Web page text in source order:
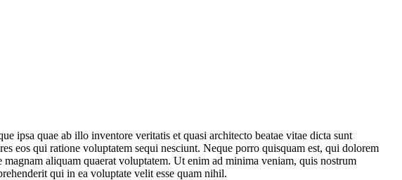
ipsa quae ab illo inventore veritatis et quasi architecto beatae vitae dicta sunt
eos qui ratione voluptatem sequi nesciunt. Neque porro quisquam est, qui dolorem
aliquam quaerat voluptatem. Ut enim ad minima veniam, quis nostrum
qui in ea voluptate velit esse quam nihil.